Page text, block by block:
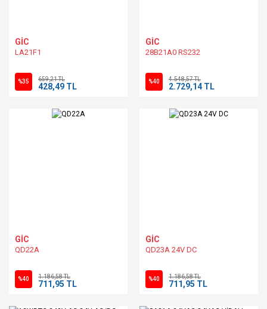
GİC
LA21F1
%35 659,21 TL
428,49 TL
GİC
28B21A0 RS232
%40 4.548,57 TL
2.729,14 TL
GİC
QD22A
%40 1.186,58 TL
711,95 TL
GİC
QD23A 24V DC
%40 1.186,58 TL
711,95 TL